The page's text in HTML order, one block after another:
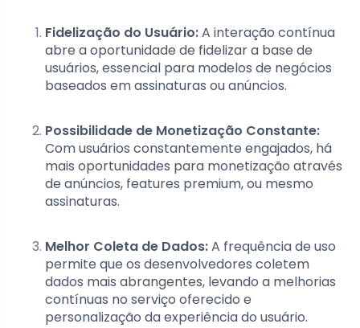
Fidelização do Usuário:A interação contínua
abre a oportunidade de fidelizar a base de
usuários, essencial para modelos de negócios
baseados em assinaturas ou anúncios.
Possibilidade de Monetização Constante:
Com usuários constantemente engajados, há
mais oportunidades para monetização através
de anúncios, features premium, ou mesmo
assinaturas.
Melhor Coleta de Dados:A frequência de uso
permite que os desenvolvedores coletem
dados mais abrangentes, levando a melhorias
contínuas no serviço oferecido e
personalização da experiência do usuário.